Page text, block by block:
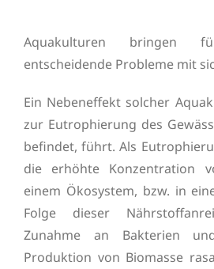
Aquakulturen bringen
entscheidende Probleme mit
Ein Nebeneffekt solcher
zur Eutrophierung des
befindet, führt. Als
die erhöhte Konzentration
einem Ökosystem, bzw. in
Folge dieser
Zunahme an Bakterien
Produktion von Biomasse